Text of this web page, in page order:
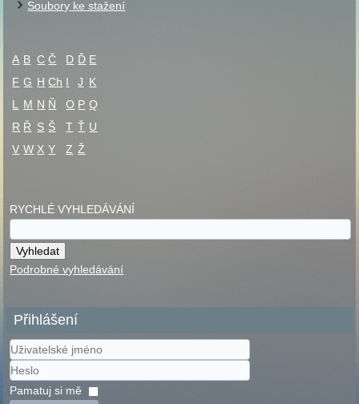
Soubory ke stažení
A B C Č D Ď E
F G H Ch I J K
L
M N Ň O P Q
R Ř S Š T Ť U
V W X Y Z Ž
RYCHLÉ VYHLEDÁVÁNÍ
Podrobné vyhledávání
Přihlášení
Uživatelské
jméno
Heslo
Pamatuj si mě